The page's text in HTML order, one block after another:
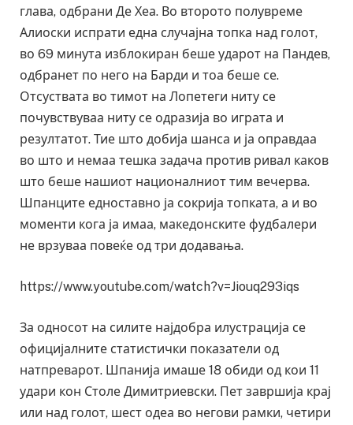
глава, одбрани Де Хеа. Во второто полувреме
Алиоски испрати една случајна топка над голот,
во 69 минута изблокиран беше ударот на Пандев,
одбранет по него на Барди и тоа беше се.
Отсуствата во тимот на Лопетеги ниту се
почувствуваа ниту се одразија во играта и
резултатот. Тие што добија шанса и ја оправдаа
во што и немаа тешка задача против ривал каков
што беше нашиот националниот тим вечерва.
Шпанците едноставно ја сокрија топката, а и во
моменти кога ја имаа, македонските фудбалери
не врзуваа повеќе од три додавања.
https://www.youtube.com/watch?v=Jiouq293iqs
За односот на силите најдобра илустрација се
официјалните статистички показатели од
натпреварот. Шпанија имаше 18 обиди од кои 11
удари кон Столе Димитриевски. Пет завршија крај
или над голот, шест одеа во негови рамки, четири